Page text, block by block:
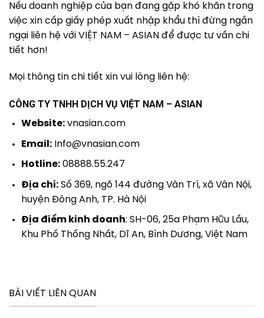
Nếu doanh nghiệp của bạn đang gặp khó khăn trong
việc xin cấp giấy phép xuất nhập khẩu thì đừng ngần
ngại liên hệ với VIỆT NAM – ASIAN để được tư vấn chi
tiết hơn!
Mọi thông tin chi tiết xin vui lòng liên hệ:
CÔNG TY TNHH DỊCH VỤ VIỆT NAM – ASIAN
Website: vnasian.com
Email:Info@vnasian.com
Hotline:08888.55.247
Địa chỉ:Số 369, ngõ 144 đường Vân Trì, xã Vân Nội,
huyện Đông Anh, TP. Hà Nội
Địa điểm kinh doanh: SH-06, 25a Phạm Hữu Lầu,
Khu Phố Thống Nhất, Dĩ An, Bình Dương, Việt Nam
BÀI VIẾT LIÊN QUAN